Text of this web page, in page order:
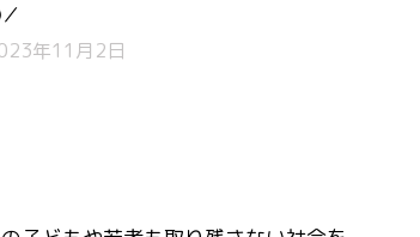
年11月2日